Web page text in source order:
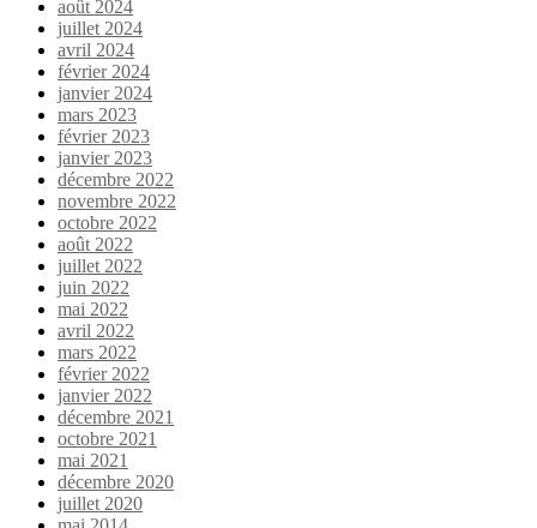
août 2024
juillet 2024
avril 2024
février 2024
janvier 2024
mars 2023
février 2023
janvier 2023
décembre 2022
novembre 2022
octobre 2022
août 2022
juillet 2022
juin 2022
mai 2022
avril 2022
mars 2022
février 2022
janvier 2022
décembre 2021
octobre 2021
mai 2021
décembre 2020
juillet 2020